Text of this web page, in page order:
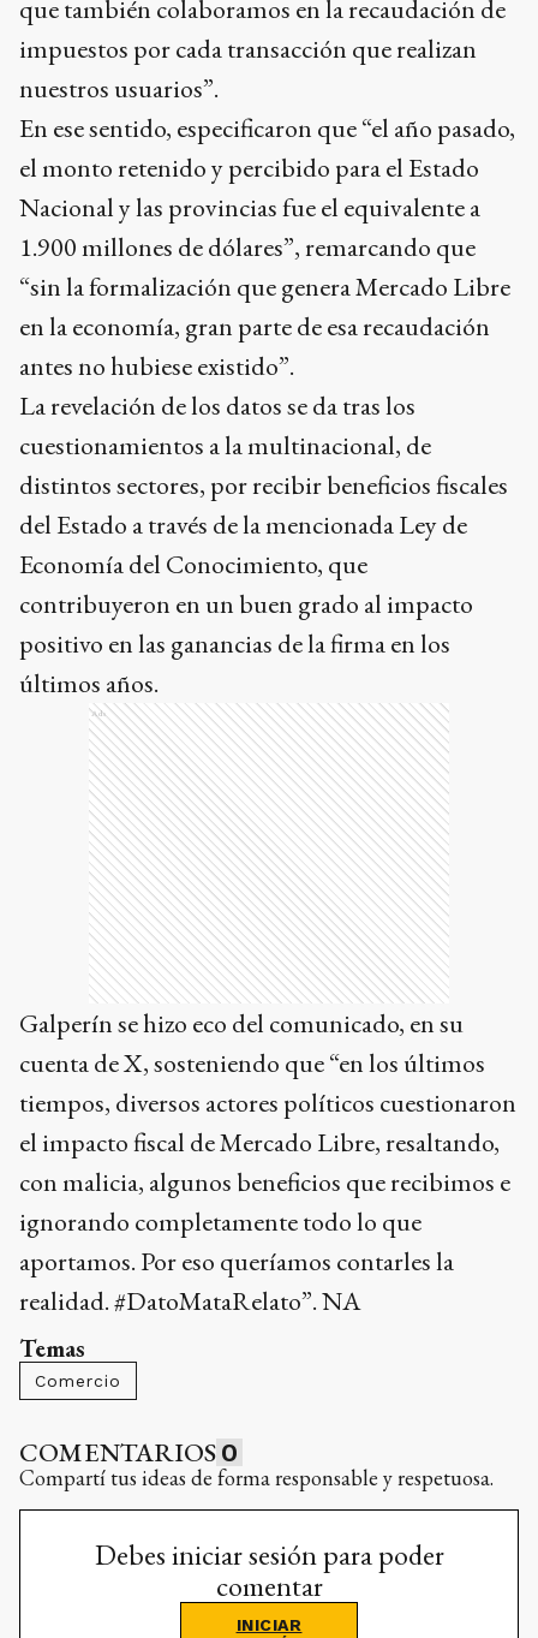
que también colaboramos en la recaudación de
impuestos por cada transacción que realizan
nuestros usuarios”.
En ese sentido, especificaron que “el año pasado,
el monto retenido y percibido para el Estado
Nacional y las provincias fue el equivalente a
1.900 millones de dólares”, remarcando que
“sin la formalización que genera Mercado Libre
en la economía, gran parte de esa recaudación
antes no hubiese existido”.
La revelación de los datos se da tras los
cuestionamientos a la multinacional, de
distintos sectores, por recibir beneficios fiscales
del Estado a través de la mencionada Ley de
Economía del Conocimiento, que
contribuyeron en un buen grado al impacto
positivo en las ganancias de la firma en los
últimos años.
Ads
Galperín se hizo eco del comunicado, en su
cuenta de X, sosteniendo que “en los últimos
tiempos, diversos actores políticos cuestionaron
el impacto fiscal de Mercado Libre, resaltando,
con malicia, algunos beneficios que recibimos e
ignorando completamente todo lo que
aportamos. Por eso queríamos contarles la
realidad. #DatoMataRelato”. NA
Temas
Comercio
COMENTARIOS 0
Compartí tus ideas de forma responsable y respetuosa.
Debes iniciar sesión para poder
comentar
INICIAR